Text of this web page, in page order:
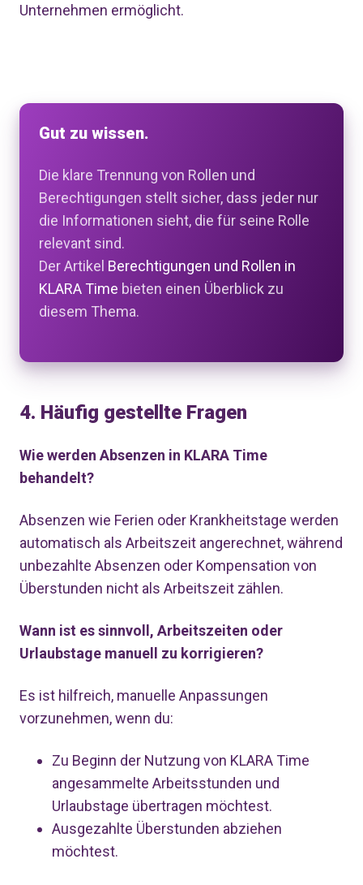
Unternehmen ermöglicht.
Gut zu wissen.
Die klare Trennung von Rollen und
Berechtigungen stellt sicher, dass jeder nur
die Informationen sieht, die für seine Rolle
relevant sind.
Der Artikel Berechtigungen und Rollen in
KLARA Time bieten einen Überblick zu
diesem Thema.
4. Häufig gestellte Fragen
Wie werden Absenzen in KLARA Time
behandelt?
Absenzen wie Ferien oder Krankheitstage werden
automatisch als Arbeitszeit angerechnet, während
unbezahlte Absenzen oder Kompensation von
Überstunden nicht als Arbeitszeit zählen.
Wann ist es sinnvoll, Arbeitszeiten oder
Urlaubstage manuell zu korrigieren?
Es ist hilfreich, manuelle Anpassungen
vorzunehmen, wenn du:
Zu Beginn der Nutzung von KLARA Time
angesammelte Arbeitsstunden und
Urlaubstage übertragen möchtest.
Ausgezahlte Überstunden abziehen
möchtest.